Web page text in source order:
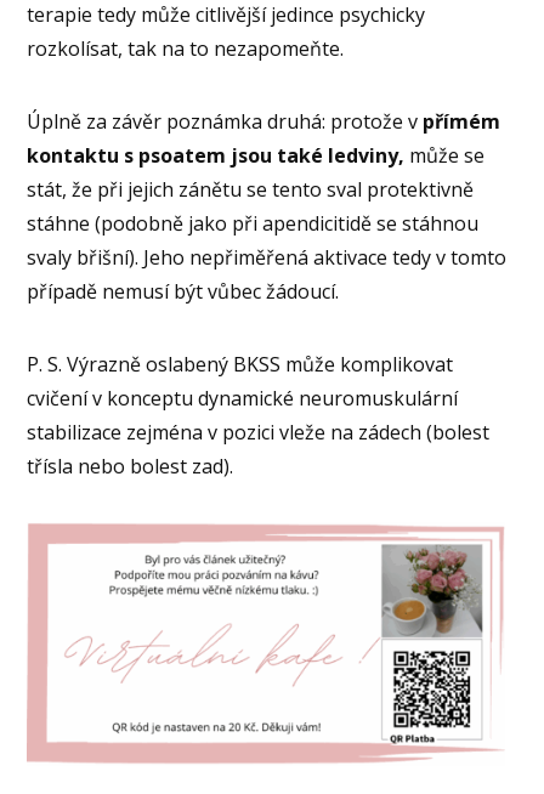
terapie tedy může citlivější jedince psychicky
rozkolísat, tak na to nezapomeňte.
Úplně za závěr poznámka druhá: protože v přímém
kontaktu s psoatem jsou také ledviny, může se
stát, že při jejich zánětu se tento sval protektivně
stáhne (podobně jako při apendicitidě se stáhnou
svaly břišní). Jeho nepřiměřená aktivace tedy v tomto
případě nemusí být vůbec žádoucí.
P. S. Výrazně oslabený BKSS může komplikovat
cvičení v konceptu dynamické neuromuskulární
stabilizace zejména v pozici vleže na zádech (bolest
třísla nebo bolest zad).